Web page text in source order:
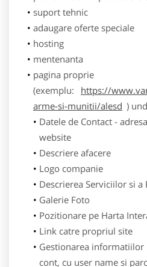
suport tehnic
adaugare oferte speciale
hosting
mentenanta
pagina proprie
(exemplu:
https://
arme-si-munitii/alesd )
Datele de Contact -
website
Descriere afacere
Logo companie
Descrierea Serviciilor si
Galerie Foto
Pozitionare pe Harta
Link catre propriul site
Gestionarea
cont, cu user name si